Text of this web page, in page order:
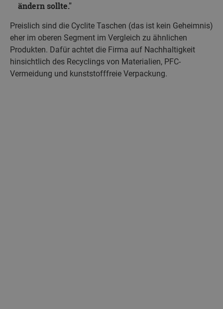
ändern sollte.
Preislich sind die Cyclite Taschen (das ist kein Geheimnis)
eher im oberen Segment im Vergleich zu ähnlichen
Produkten. Dafür achtet die Firma auf Nachhaltigkeit
hinsichtlich des Recyclings von Materialien, PFC-
Vermeidung und kunststofffreie Verpackung.